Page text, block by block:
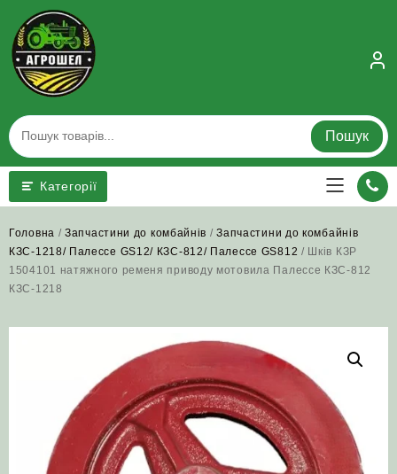
content
Пошук
Категорії
Головна /Запчастини до комбайнів /Запчастини до комбайнів
КЗС-1218/ Палессе GS12/ КЗС-812/ Палессе GS812 / Шків КЗР
1504101 натяжного ременя приводу мотовила Палессе КЗС-812
КЗС-1218